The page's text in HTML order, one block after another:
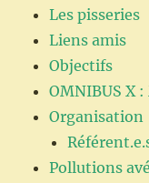
Les pisseries
Liens amis
Objectifs
OMNIBUS X
Organisation
Pollutions